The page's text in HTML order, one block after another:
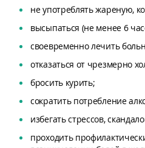
не употреблять жареную,
высыпаться (не менее 6
своевременно лечить
отказаться от чрезмерно
бросить курить;
сократить потребление
избегать стрессов,
проходить